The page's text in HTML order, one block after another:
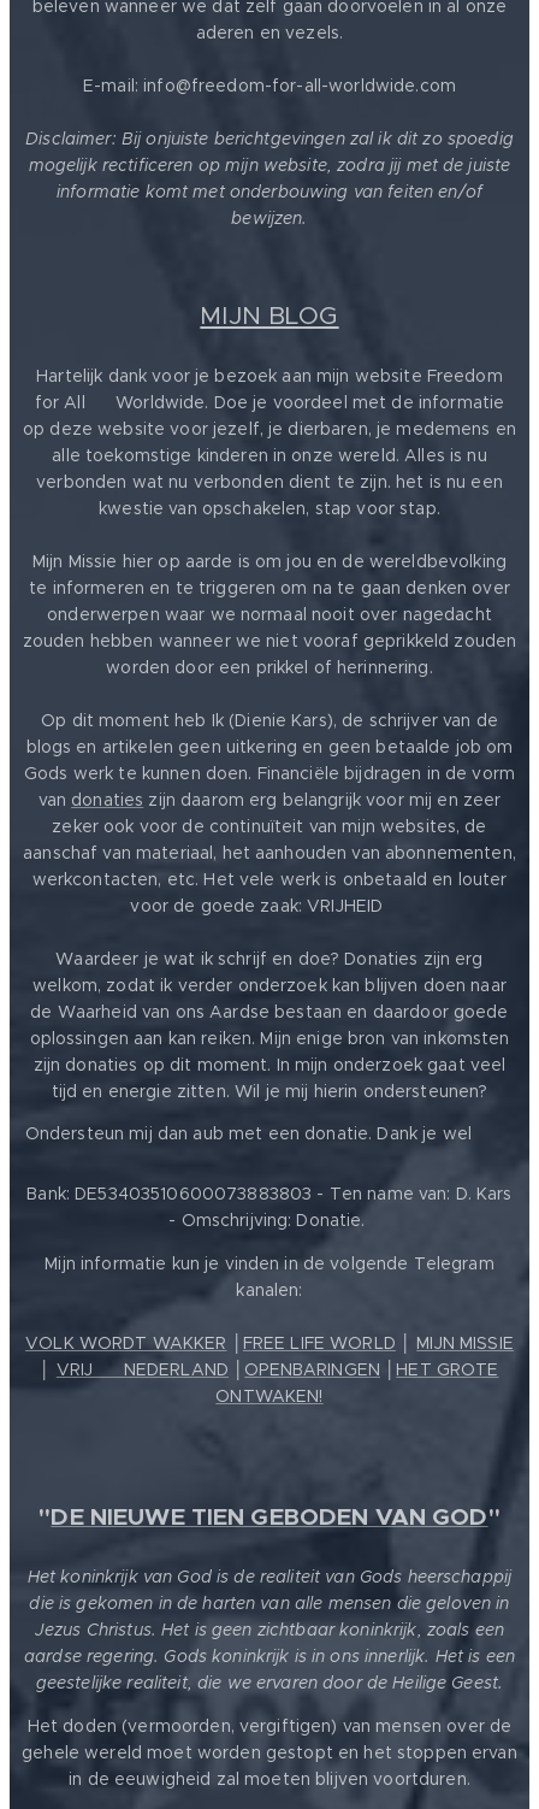
beleven wanneer we dat zelf gaan doorvoelen in al onze
aderen en vezels.
E-mail: info@freedom-for-all-worldwide.com
Disclaimer: Bij onjuiste berichtgevingen zal ik dit zo spoedig
mogelijk rectificeren op mijn website, zodra jij met de juiste
informatie komt met onderbouwing van feiten en/of
bewijzen.
MIJN BLOG
Hartelijk dank voor je bezoek aan mijn website Freedom
for All ❤️ Worldwide. Doe je voordeel met de informatie
op deze website voor jezelf, je dierbaren, je medemens en
alle toekomstige kinderen in onze wereld. Alles is nu
verbonden wat nu verbonden dient te zijn. het is nu een
kwestie van opschakelen, stap voor stap.
Mijn Missie hier op aarde is om jou en de wereldbevolking
te informeren en te triggeren om na te gaan denken over
onderwerpen waar we normaal nooit over nagedacht
zouden hebben wanneer we niet vooraf geprikkeld zouden
worden door een prikkel of herinnering.
Op dit moment heb Ik (Dienie Kars), de schrijver van de
blogs en artikelen geen uitkering en geen betaalde job om
Gods werk te kunnen doen. Financiële bijdragen in de vorm
van donaties zijn daarom erg belangrijk voor mij en zeer
zeker ook voor de continuïteit van mijn websites, de
aanschaf van materiaal, het aanhouden van abonnementen,
werkcontacten, etc. Het vele werk is onbetaald en louter
voor de goede zaak: VRIJHEID ❤️
Waardeer je wat ik schrijf en doe? Donaties zijn erg
welkom, zodat ik verder onderzoek kan blijven doen naar
de Waarheid van ons Aardse bestaan en daardoor goede
oplossingen aan kan reiken. Mijn enige bron van inkomsten
zijn donaties op dit moment. In mijn onderzoek gaat veel
tijd en energie zitten. Wil je mij hierin ondersteunen?
Ondersteun mij dan aub met een donatie. Dank je wel
Bank: DE53403510600073883803 - Ten name van: D. Kars
- Omschrijving: Donatie.
Mijn informatie kun je vinden in de volgende Telegram
kanalen:
VOLK WORDT WAKKER FREE LIFE WORLD
MIJN MISSIE
VRIJ ❤️ NEDERLAND OPENBARINGEN
HET GROTE
ONTWAKEN!
"DE NIEUWE TIEN GEBODEN VAN GOD"
Het koninkrijk van God is de realiteit van Gods heerschappij
die is gekomen in de harten van alle mensen die geloven in
Jezus Christus. Het is geen zichtbaar koninkrijk, zoals een
aardse regering. Gods koninkrijk is in ons innerlijk. Het is een
geestelijke realiteit, die we ervaren door de Heilige Geest.
Het doden (vermoorden, vergiftigen) van mensen over de
gehele wereld moet worden gestopt en het stoppen ervan
in de eeuwigheid zal moeten blijven voortduren.